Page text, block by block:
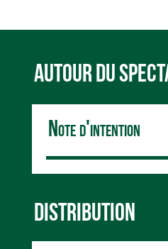
AUTOUR DU
Note d'intention
DISTRIBUTION